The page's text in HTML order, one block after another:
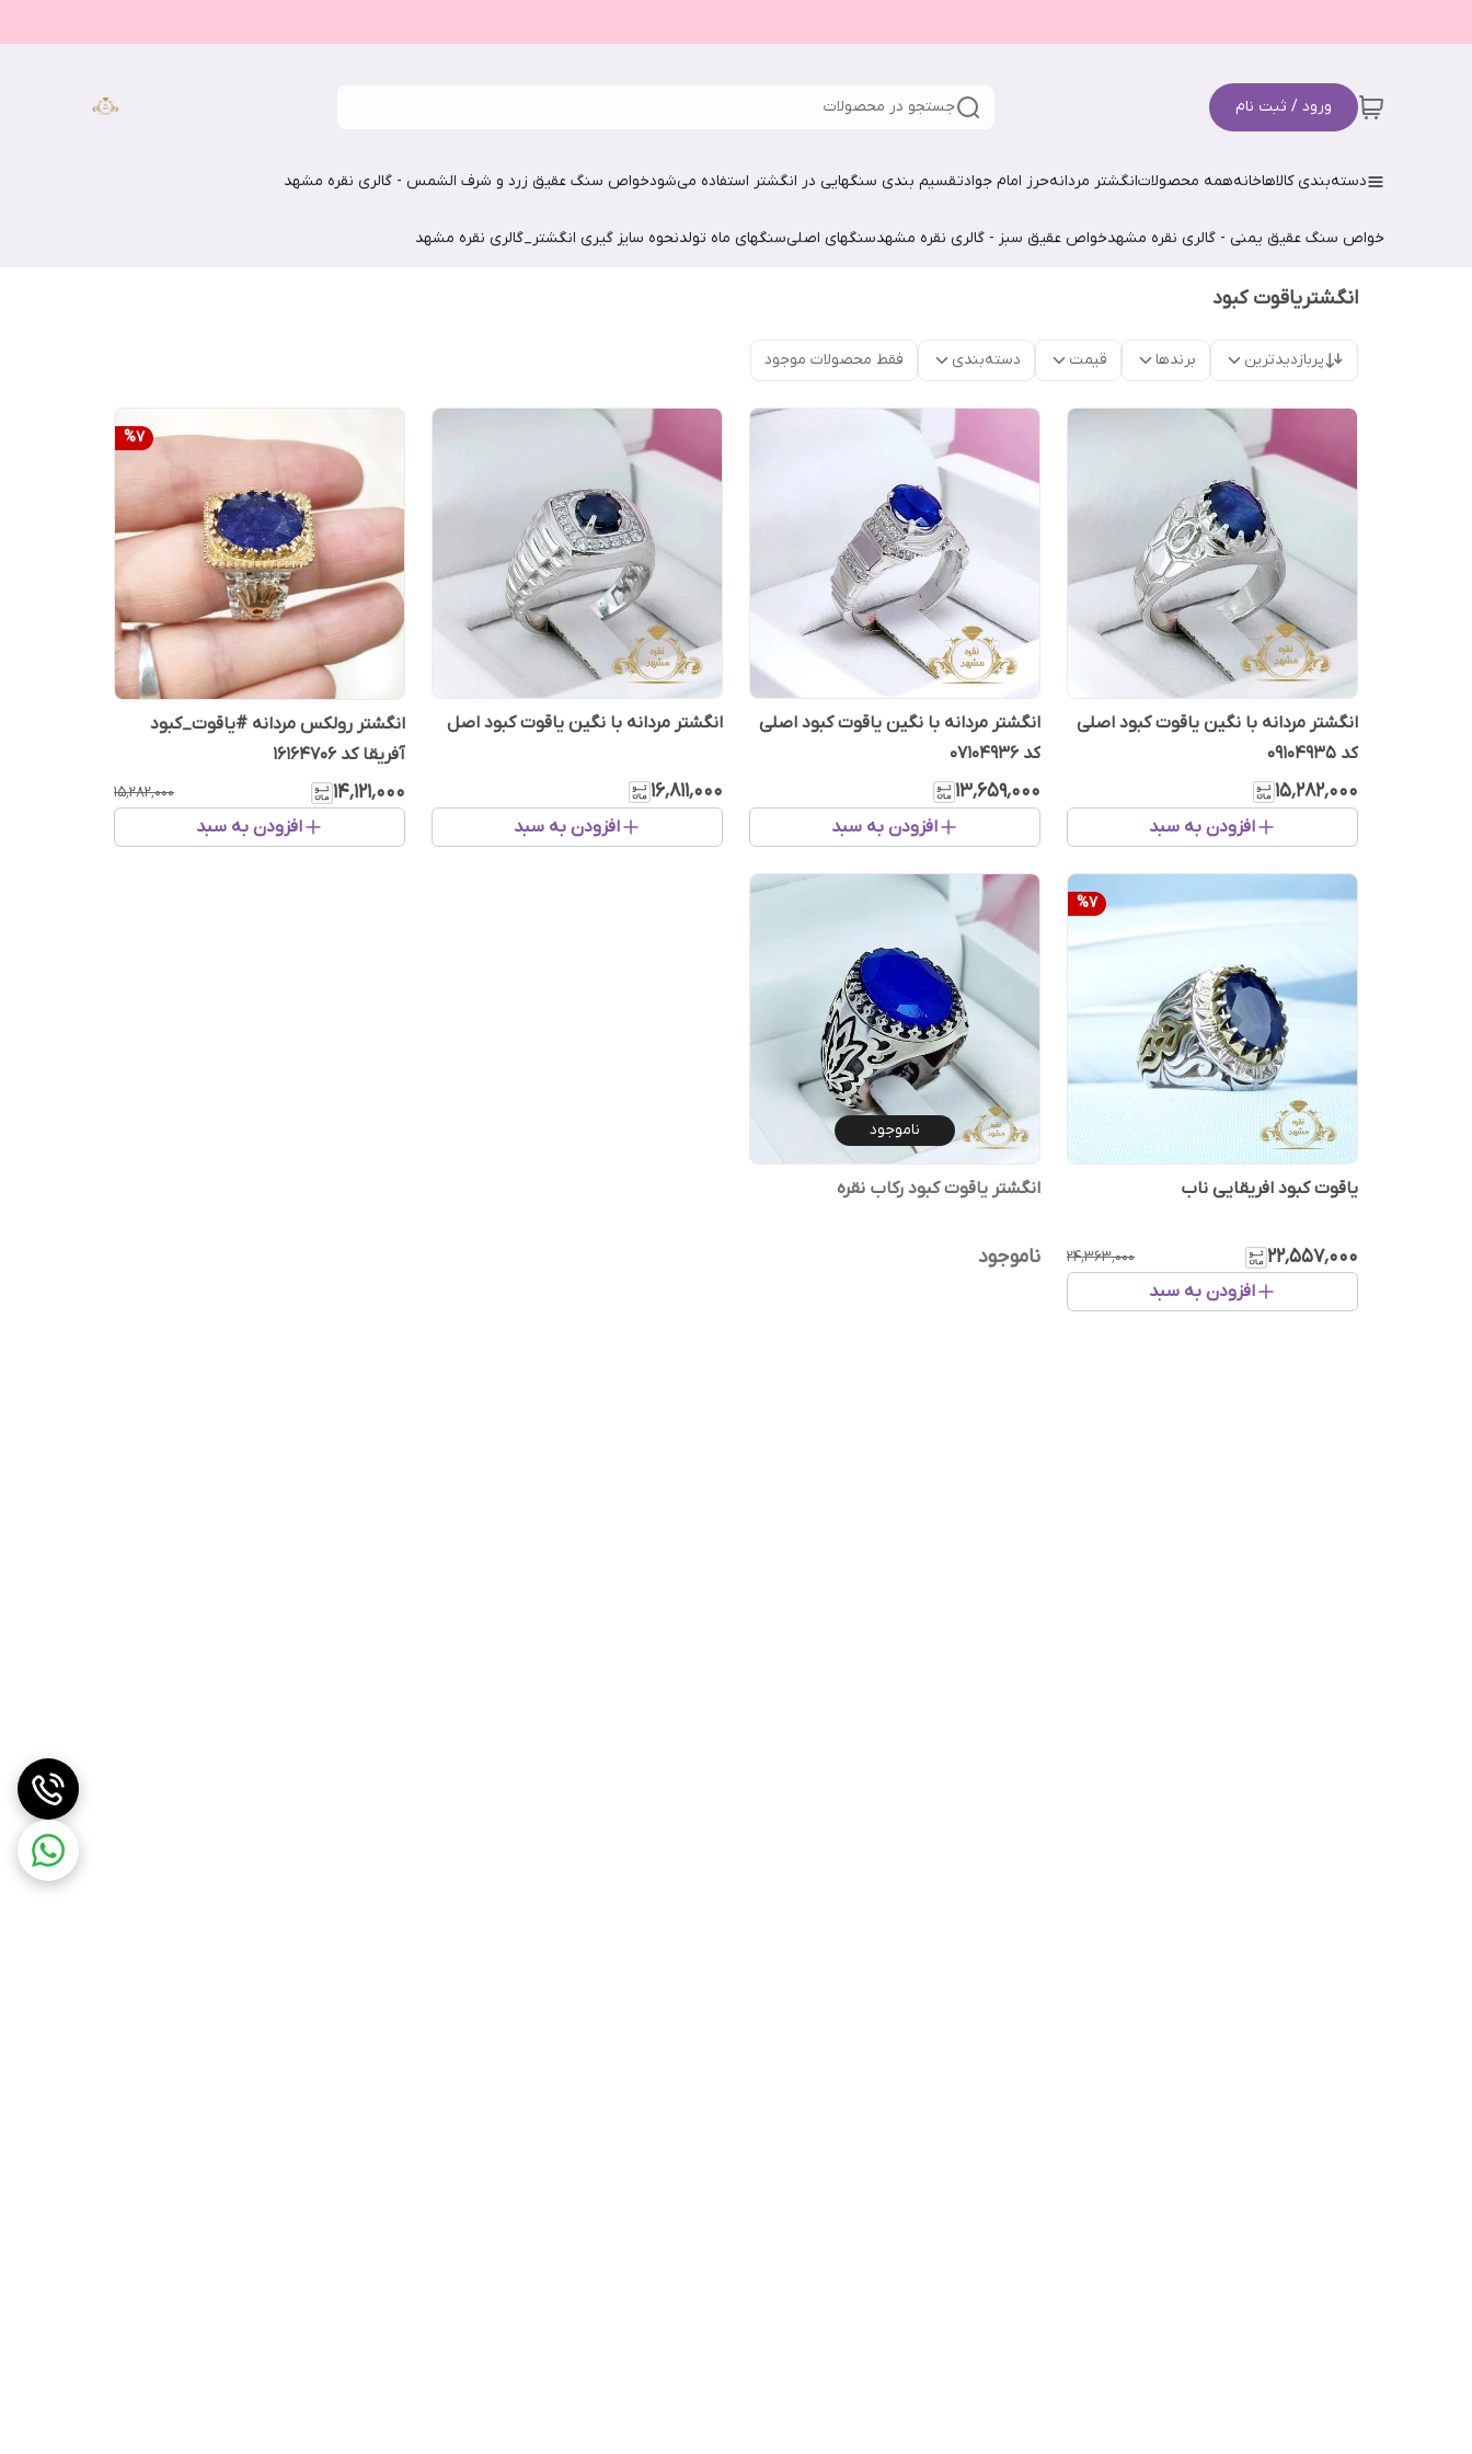
ورود / ثبت نام جستجو در محصولات
دسته‌بندی کالاهاخانههمه محصولاتانگشتر مردانهحرز امام جوادتقسیم بندی سنگهایی در انگشتر استفاده می‌شودخواص سنگ عقیق زرد و شرف الشمس - گالری نقره مشهد
خواص سنگ عقیق یمنی - گالری نقره مشهدخواص عقیق سبز - گالری نقره مشهدسنگهای اصلیسنگهای ماه تولدنحوه سایز گیری انگشتر_گالری نقره مشهد
انگشتریاقوت کبود
پربازدیدترین برندها قیمت دسته‌بندی فقط محصولات موجود
انگشتر مردانه با نگین یاقوت کبود اصلی
کد 09104935
۱۵٬۲۸۲٬۰۰۰
افزودن به سبد
انگشتر مردانه با نگین یاقوت کبود اصلی
کد 07104936
۱۳٬۶۵۹٬۰۰۰
افزودن به سبد
انگشتر مردانه با نگین یاقوت کبود اصل
۱۶٬۸۱۱٬۰۰۰
افزودن به سبد
%7
انگشتر رولکس مردانه #یاقوت_کبود
آفریقا کد 16164706
۱۴٬۱۲۱٬۰۰۰ ۱۵٬۲۸۲٬۰۰۰
افزودن به سبد
%7
یاقوت کبود افریقایی ناب
۲۲٬۵۵۷٬۰۰۰ ۲۴٬۳۶۳٬۰۰۰
افزودن به سبد
ناموجود
انگشتر یاقوت کبود رکاب نقره
ناموجود